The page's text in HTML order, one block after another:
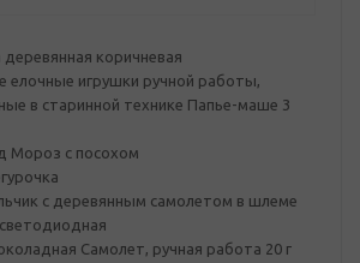
коричневая
елочные игрушки ручной работы,
в старинной технике Папье-маше 3
Мороз с посохом
с деревянным самолетом в шлеме
Самолет, ручная работа 20 г